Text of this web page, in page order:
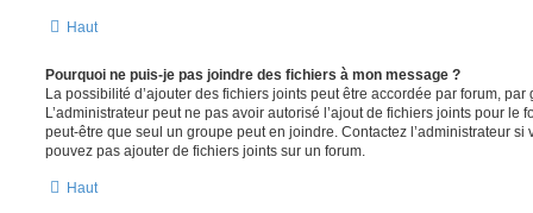
Haut
Pourquoi ne puis-je pas joindre des fichiers à mon message ?
La possibilité d’ajouter des fichiers joints peut être accordée par forum, par
L’administrateur peut ne pas avoir autorisé l’ajout de fichiers joints pour le
peut-être que seul un groupe peut en joindre. Contactez l’administrateur
pouvez pas ajouter de fichiers joints sur un forum.
Haut